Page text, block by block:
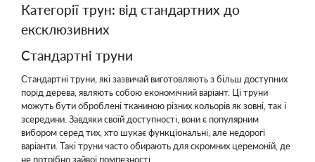
Категорії трун: від стандартних до
ексклюзивних
Стандартні труни
Стандартні труни, які зазвичай виготовляють з більш доступних
порід дерева, являють собою економічний варіант. Ці труни
можуть бути оброблені тканиною різних кольорів як зовні, так і
зсередини. Завдяки своїй доступності, вони є популярним
вибором серед тих, хто шукає функціональні, але недорогі
варіанти. Такі труни часто обирають для скромних церемоній, де
не потрібно зайвої помпезності.